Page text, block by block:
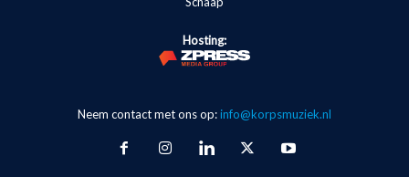
Hosting:
Neem contact met ons op:info@korpsmuziek.nl